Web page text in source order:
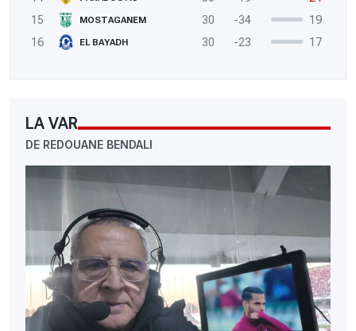
15
MOSTAGANEM 30 -34
19
16
EL BAYADH 30 -23 17
LA VAR
DE REDOUANE BENDALI